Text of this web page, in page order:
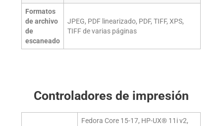
Formatos
de archivo
de
escaneado
JPEG, PDF linearizado, PDF, TIFF, XPS,
TIFF de varias páginas
Controladores de impresión
Fedora Core 15-17, HP-UX® 11i v2,